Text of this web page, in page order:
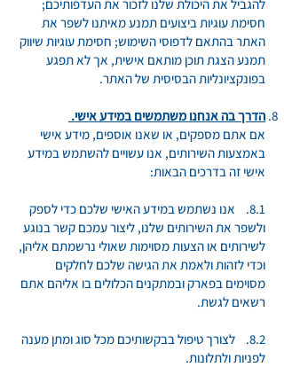
להגביל את היכולת שלנו לזכור את העדפותיכם;
חסימת עוגיות ביצועים תמנע מאיתנו לשפר את
האתר בהתאם לדפוסי השימוש; חסימת עוגיות שיווק
תמנע הצגת תוכן מותאם אישית, אך לא תפגע
בפונקציונליות הבסיסית של האתר.
הדרך בה אנחנו משתמשים במידע אישי.
אם אתם מספקים, או שאנו אוספים, מידע אישי
באמצעות השירותים, אנו עשויים להשתמש במידע
אישי זה בדרכים הבאות:
8.1. אנו נשתמש במידע האישי שלכם כדי לספק
ולשפר את השירותים שלנו, ליצור עמכם קשר בנוגע
לשירותים או הצעות מסוימות שאולי נרשמתם אליהן,
וכדי לזהות ולאמת את הגישה שלכם לחלקים
מסוימים בפארק ובמתקנים הכלולים בו אליהם אתם
רשאים לגשת.
8.2. לצורך טיפול בבקשותיכם מכל סוג ומתן מענה
לפניות ולתלונות.